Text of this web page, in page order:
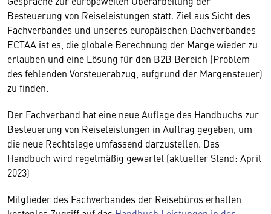
Besteuerung von Reiseleistungen statt. Ziel aus Sicht des
Fachverbandes und unseres europäischen Dachverbandes
ECTAA ist es, die globale Berechnung der Marge wieder zu
erlauben und eine Lösung für den B2B Bereich (Problem
des fehlenden Vorsteuerabzug, aufgrund der Margensteuer)
zu finden.
Der Fachverband hat eine neue Auflage des Handbuchs zur
Besteuerung von Reiseleistungen in Auftrag gegeben, um
die neue Rechtslage umfassend darzustellen. Das
Handbuch wird regelmäßig gewartet (aktueller Stand: April
2023)
Mitglieder des Fachverbandes der Reisebüros erhalten